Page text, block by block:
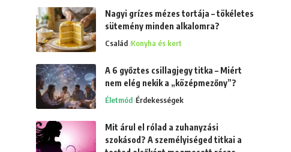
Nagyi grízes mézes tortája – tökéletes
sütemény minden alkalomra?
Család Konyha és kert
A 6 győztes csillagjegy titka – Miért
nem elég nekik a „középmezőny”?
Életmód Érdekességek
Mit árul el rólad a zuhanyzási
szokásod? A személyiséged titkai a